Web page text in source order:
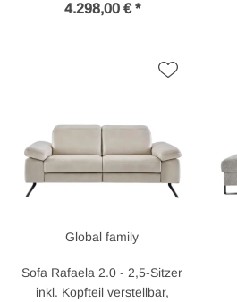
4.298,00 € *
Global family
Sofa Rafaela 2.0 - 2,5-Sitzer
inkl. Kopfteil verstellbar,